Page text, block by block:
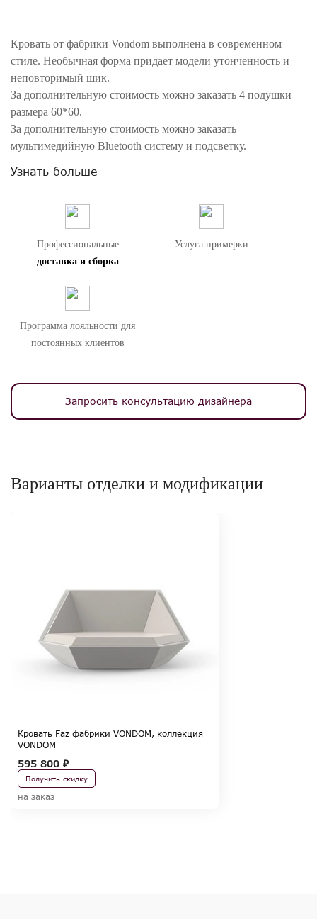
Кровать от фабрики Vondom выполнена в современном
стиле. Необычная форма придает модели утонченность и
неповторимый шик.
За дополнительную стоимость можно заказать 4 подушки
размера 60*60.
За дополнительную стоимость можно заказать
мультимедийную Bluetooth систему и подсветку.
уникальные модели из перерабатываемых материалов.
Внимание! Цвета предметов на изображениях могут отличаться из-за
Узнать больше
Профессиональные
доставка и сборка
Услуга примерки
Программа лояльности для
постоянных клиентов
Запросить консультацию дизайнера
Варианты отделки и модификации
Кровать Faz фабрики VONDOM, коллекция
VONDOM
595 800 ₽
Получить скидку
на заказ